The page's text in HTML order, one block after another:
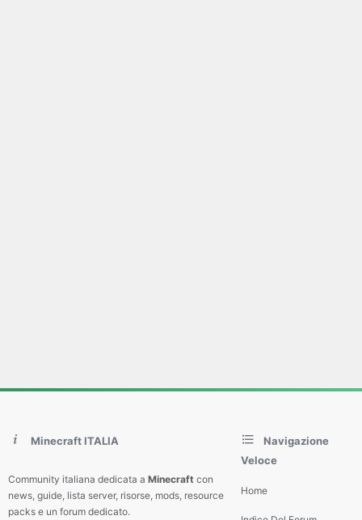
Minecraft ITALIA
Community italiana dedicata a Minecraft con
news, guide, lista server, risorse, mods, resource
packs e un forum dedicato.
Navigazione
Veloce
Home